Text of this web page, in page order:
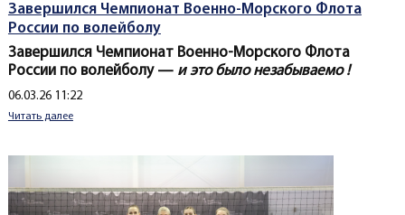
Завершился Чемпионат Военно-Морского Флота
России по волейболу
Завершился Чемпионат Военно-Морского Флота
России по волейболу — и это было незабываемо !
Создано
06.03.26 11:22
Читать далее